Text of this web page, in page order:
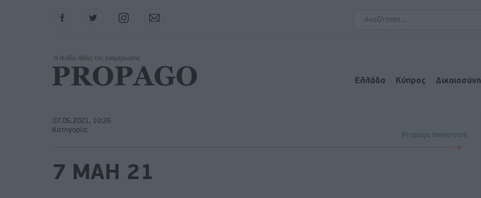
FacebookTwitter InstagramContact
Ελλάδα Κύπρος Δικαιοσύνη
07.05.2021, 10:26
Κατηγορία:
Propago Newsroom
7 ΜΑΗ 21